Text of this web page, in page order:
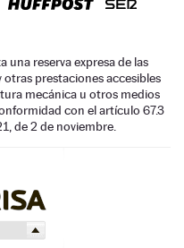
una reserva expresa de las
otras prestaciones accesibles
mecánica u otros medios
con el artículo 67.3
de 2 de noviembre.